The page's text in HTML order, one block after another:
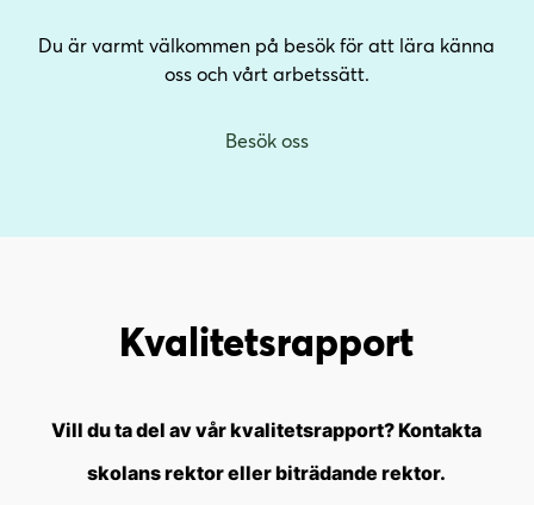
Du är varmt välkommen på besök för att lära känna
oss och vårt arbetssätt.
Besök oss
Kvalitets­rapport
Vill du ta del av vår kvalitetsrapport? Kontakta
skolans rektor eller biträdande rektor.